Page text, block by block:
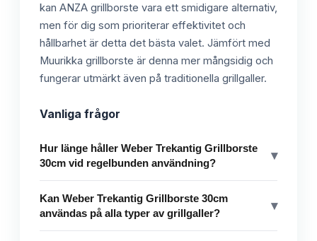
kan ANZA grillborste vara ett smidigare alternativ,
men för dig som prioriterar effektivitet och
hållbarhet är detta det bästa valet. Jämfört med
Muurikka grillborste är denna mer mångsidig och
fungerar utmärkt även på traditionella grillgaller.
Vanliga frågor
Hur länge håller Weber Trekantig Grillborste
30cm vid regelbunden användning?
▾
Kan Weber Trekantig Grillborste 30cm
användas på alla typer av grillgaller?
▾